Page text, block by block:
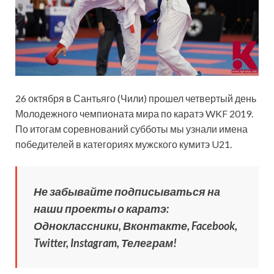
26 октября в Сантьяго (Чили) прошел четвертый день
Молодежного чемпионата мира по каратэ WKF 2019.
По итогам соревнований субботы мы узнали имена
победителей в категориях мужского кумитэ U21.
Не забывайте подписываться на
наши проекты о каратэ:
Одноклассники,Вконтакте, Facebook,
Twitter, Instagram, Телеграм!